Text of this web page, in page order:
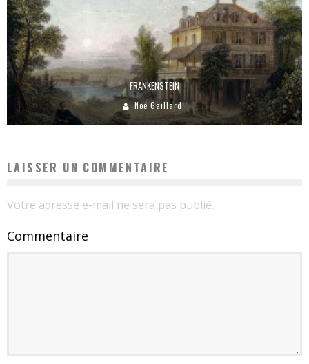
FRANKENSTEIN
Noé Gaillard
LAISSER UN COMMENTAIRE
Votre adresse e-mail ne sera pas publié.
Commentaire